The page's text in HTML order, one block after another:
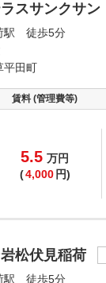
スサンクサン
駅 徒歩5分
平田町
賃料 (管理費等)
5.5 万円
(4,000 円)
松伏見稲荷
駅 徒歩5分